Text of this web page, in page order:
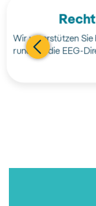
Wir unterstützen
rund um die EEG-